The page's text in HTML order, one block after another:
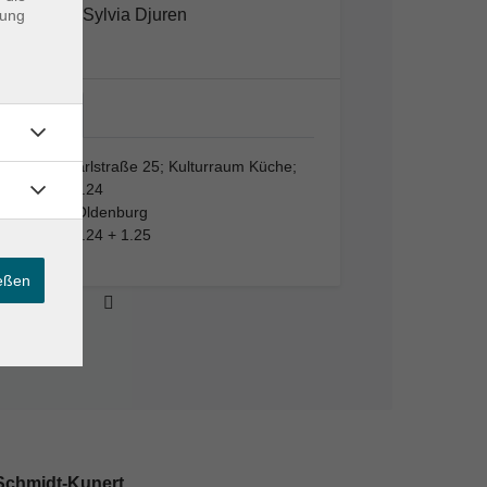
Sylvia Djuren
VHS; Karlstraße 25; Kulturraum Küche;
Raum 1.24
26123 Oldenburg
Raum 1.24 + 1.25